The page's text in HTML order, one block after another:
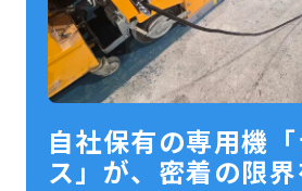
自社保有の専用機
ス」が、密着の限